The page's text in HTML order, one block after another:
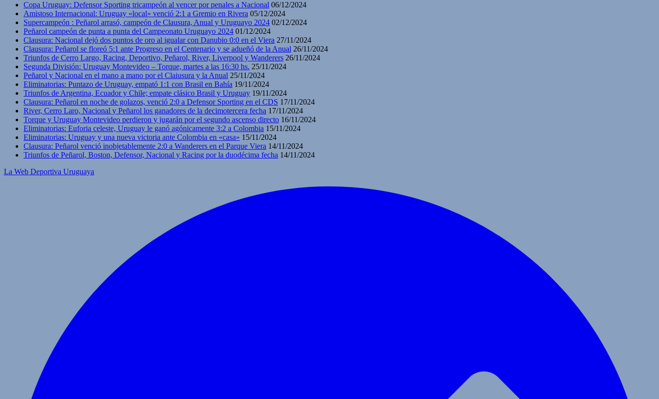
Copa Uruguay: Defensor Sporting tricampeón al vencer por penales a Nacional 06/12/2024
Amistoso Internacional: Uruguay «local» venció 2:1 a Gremio en Rivera 05/12/2024
Supercampeón : Peñarol arrasó, campeón de Clausura, Anual y Uruguayo 2024 02/12/2024
Peñarol campeón de punta a punta del Campeonato Uruguayo 2024 01/12/2024
Clausura: Nacional dejó dos puntos de oro al igualar con Danubio 0:0 en el Viera 27/11/2024
Clausura: Peñarol se floreó 5:1 ante Progreso en el Centenario y se adueñó de la Anual 26/11/2024
Triunfos de Cerro Largo, Racing, Deportivo, Peñarol, River, Liverpool y Wanderers 26/11/2024
Segunda División: Uruguay Montevideo – Torque, martes a las 16:30 hs. 25/11/2024
Peñarol y Nacional en el mano a mano por el Claiusura y la Anual 25/11/2024
Eliminatorias: Puntazo de Uruguay, empató 1:1 con Brasil en Bahía 19/11/2024
Triunfos de Argentina, Ecuador y Chile; empate clásico Brasil y Uruguay 19/11/2024
Clausura: Peñarol en noche de golazos, venció 2:0 a Defensor Sporting en el CDS 17/11/2024
River, Cerro Laro, Nacional y Peñarol los ganadores de la decimotercera fecha 17/11/2024
Torque y Uruguay Montevideo perdieron y jugarán por el segundo ascenso directo 16/11/2024
Eliminatorias: Euforia celeste, Uruguay le ganó agónicamente 3:2 a Colombia 15/11/2024
Eliminatorias: Uruguay y una nueva victoria ante Colombia en «casa» 15/11/2024
Clausura: Peñarol venció inobjetablemente 2:0 a Wanderers en el Parque Viera 14/11/2024
Triunfos de Peñarol, Boston, Defensor, Nacional y Racing por la duodécima fecha 14/11/2024
La Web Deportiva Uruguaya